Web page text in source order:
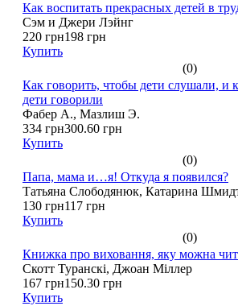
Как воспитать прекрасных детей в
Сэм и Джери Лэйнг
220 грн198 грн
Купить
(0)
Как говорить, чтобы дети слушали, и
дети говорили
Фабер А., Мазлиш Э.
334 грн300.60 грн
Купить
(0)
Папа, мама и…я! Откуда я появился?
Татьяна Слободянюк, Катарина
130 грн117 грн
Купить
(0)
Книжка про виховання, яку можна
Скотт Туранскі, Джоан Міллер
167 грн150.30 грн
Купить